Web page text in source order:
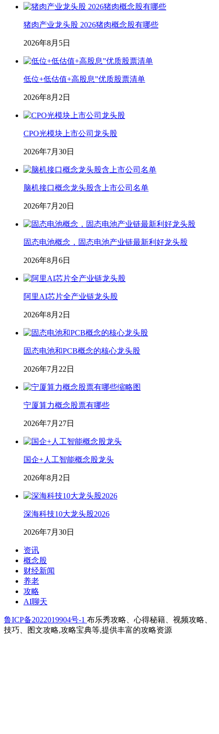
猪肉产业龙头股 2026猪肉概念股有哪些
2026年8月5日
低位+低估值+高股息”优质股票清单
2026年8月2日
CPO光模块上市公司龙头股
2026年7月30日
脑机接口概念龙头股含上市公司名单
2026年7月20日
固态电池概念，固态电池产业链最新利好龙头股
2026年8月6日
阿里AI芯片全产业链龙头股
2026年8月2日
固态电池和PCB概念的核心龙头股
2026年7月22日
宁厦算力概念股票有哪些
2026年7月27日
国企+人工智能概念股龙头
2026年8月2日
深海科技10大龙头股2026
2026年7月30日
资讯
概念股
财经新闻
养老
攻略
AI聊天
鲁ICP备2022019904号-1 布乐秀攻略、心得秘籍、视频攻略、
技巧、图文攻略,攻略宝典等,提供丰富的攻略资源